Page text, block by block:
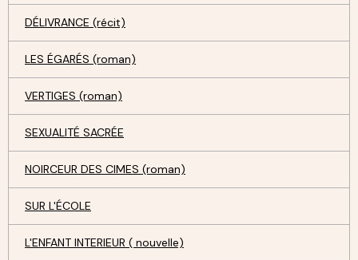
DÉLIVRANCE (récit)
LES ÉGARÉS (roman)
VERTIGES (roman)
SEXUALITÉ SACRÉE
NOIRCEUR DES CIMES (roman)
SUR L'ÉCOLE
L'ENFANT INTERIEUR ( nouvelle)